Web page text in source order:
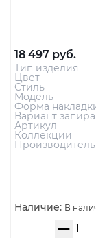
18 497 руб.
Тип изделия
Цвет
Стиль
Модель
Форма
Вариант
Артикул
Коллекции
Производитель
Наличие: В